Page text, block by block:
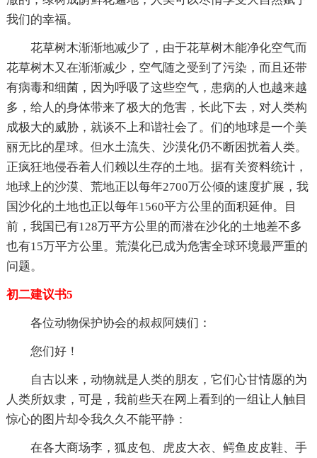
我们的幸福。
花草树木渐渐地减少了，由于花草树木能净化空气而
花草树木又在渐渐减少，空气随之受到了污染，而且还带
有病毒和细菌，因为呼吸了这些空气，患病的人也越来越
多，给人的身体带来了极大的危害，长此下去，对人类构
成极大的威胁，就谈不上和谐社会了。们的地球是一个美
丽无比的星球。但水土流失、沙漠化仍不断困扰着人类。
正疯狂地侵吞着人们赖以生存的土地。据有关资料统计，
地球上的沙漠、荒地正以每年2700万公倾的速度扩展，我
国沙化的土地也正以每年1560平方公里的面积延伸。目
前，我国已有128万平方公里的而潜在沙化的土地差不多
也有15万平方公里。荒漠化已成为危害全球环境最严重的
问题。
初二建议书5
各位动物保护协会的叔叔阿姨们：
您们好！
自古以来，动物就是人类的朋友，它们心甘情愿的为
人类所奴隶，可是，我前些天在网上看到的一组让人触目
惊心的图片却令我久久不能平静：
在各大商场李，狐皮包、虎皮大衣、鳄鱼皮皮鞋、手